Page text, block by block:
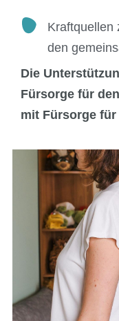
Kraftquellen
den
Die
Fürsorge für
mit Fürsorge